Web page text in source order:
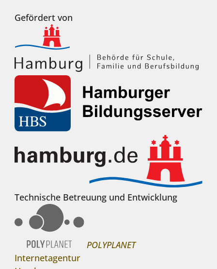
Gefördert von
Technische Betreuung und Entwicklung
POLYPLANET
Internetagentur